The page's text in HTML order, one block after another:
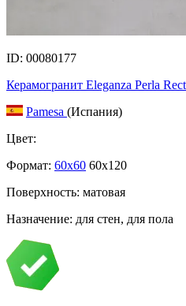
ID: 00080177
Керамогранит Eleganza Perla
Pamesa (Испания)
Цвет:
Формат: 60x60 60x120
Поверхность: матовая
Назначение: для стен, для пола